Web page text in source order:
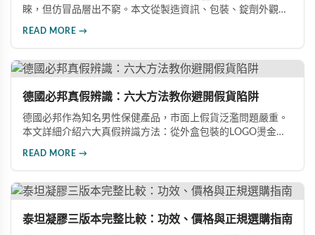
睞，但仿冒品層出不窮。本文從製造資訊、包裝、錠劑外觀、
READ MORE →
德國必邦真假辨識：六大方法教你避開假貨陷阱
德國必邦作為知名男性保健產品，市面上假貨泛濫問題嚴重。
本文詳細介紹六大真假辨識方法：從外盒包裝的LOGO燙金工
產品。
READ MORE →
泰坦凝膠三版本完整比較：功效、價格與正規選購指南